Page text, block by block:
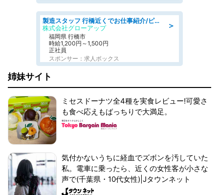
＞
製造スタッフ 行橋近くでお仕事紹介/ピッキング·組立·検査·リフトなど
株式会社グローアップ
福岡県 行橋市
時給1,200円～1,500円
正社員
スポンサー：求人ボックス
姉妹サイト
ミセスドーナツ全4種を実食レビュー!可愛さ
も食べ応えもばっちりで大満足。
気付かないうちに経血でズボンを汚していた
私。電車に乗ったら、近くの女性客が小さな
声で(千葉県・10代女性)|Jタウンネット